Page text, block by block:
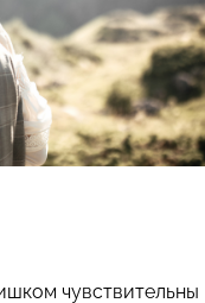
чувствительны